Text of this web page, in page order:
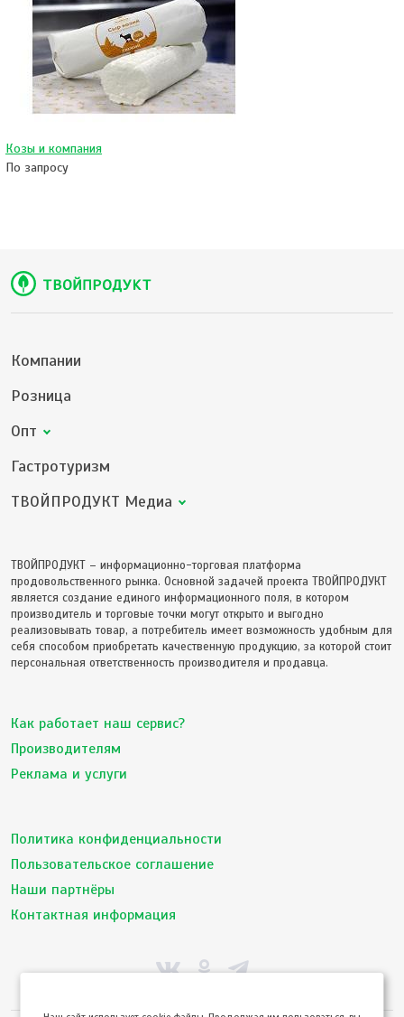
Козы и компания
По запросу
Компании
Розница
Опт
Гастротуризм
ТВОЙПРОДУКТ Медиа
ТВОЙПРОДУКТ – информационно-торговая платформа
продовольственного рынка. Основной задачей проекта ТВОЙПРОДУКТ
является создание единого информационного поля, в котором
производитель и торговые точки могут открыто и выгодно
реализовывать товар, а потребитель имеет возможность удобным для
себя способом приобретать качественную продукцию, за которой стоит
персональная ответственность производителя и продавца.
Как работает наш сервис?
Производителям
Реклама и услуги
Политика конфиденциальности
Пользовательское соглашение
Наши партнёры
Контактная информация